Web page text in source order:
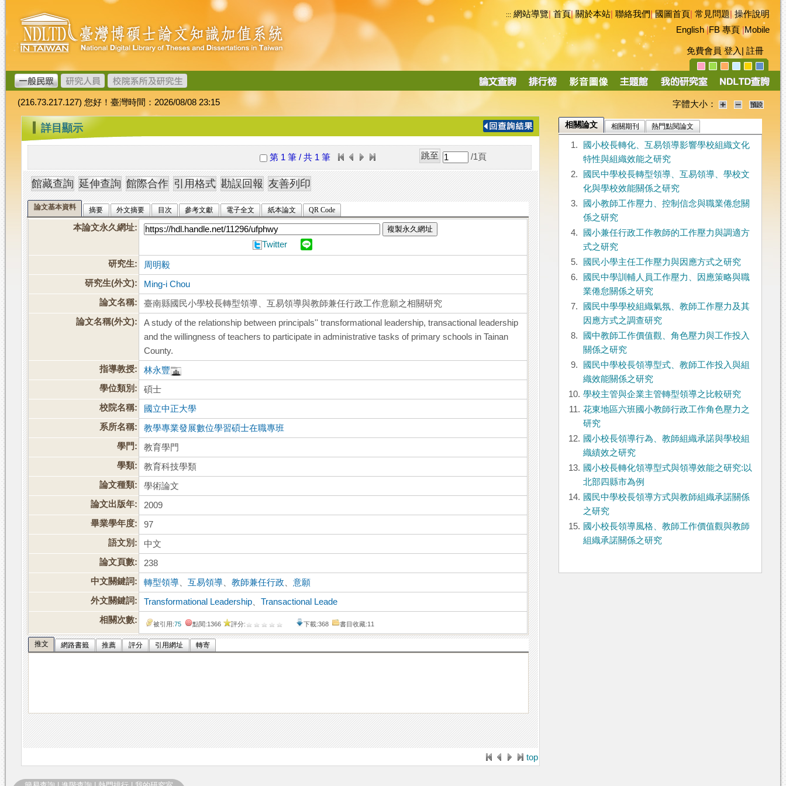
跳
到
主
要
內
容
臺
灣
博
碩
士
論
文
加
值
系
統
::: 網站導覽|首頁|關於本站 聯絡我們|國圖首頁 常見問題|操作說明
English|FB 專頁|Mobile
免費會員 登入 註冊
導
(216.73.217.127) 您好！臺灣時間：2026/08/08 23:15 字體大小：
::: 詳目顯示
第 1 筆 / 共 1 筆 /1 頁
論文基本資料 摘要 外文摘要 目次 參考文獻 電子全文 紙本論文 QR Code
本論文永久網址: 複製永久網址
Twitter
研究生:
周明毅
研究生(外文):
Ming-i Chou
論文名稱:
臺南縣國民小學校長轉型領導、互易領導與教師兼任行政工作意願之相關研究
論文名稱(外文):
A study of the relationship between principals'' transformational leadership, transactional leadership
and the willingness of teachers to participate in administrative tasks of primary schools in Tainan
County.
指導教授:
林永豐
學位類別:
碩士
校院名稱:
國立中正大學
系所名稱:
教學專業發展數位學習碩士在職專班
學門:
教育學門
學類:
教育科技學類
論文種類:
學術論文
論文出版年:
2009
畢業學年度:
97
語文別:
中文
論文頁數:
238
中文關鍵詞:
轉型領導 、互易領導 、教師兼任行政 、意願
外文關鍵詞:
Transformational Leadership 、Transactional Leade
相關次數:
被引用:75 點閱:1366 評分: 下載:368 書目收藏:11
推文 網路書籤 推薦 評分 引用網址 轉寄
top
相關論文 相關期刊 熱門點閱論文
1.
國小校長轉化、互易領導影響學校組織文化
特性與組織效能之研究
2.
國民中學校長轉型領導、互易領導、學校文
化與學校效能關係之研究
3.
國小教師工作壓力、控制信念與職業倦怠關
係之研究
4.
國小兼任行政工作教師的工作壓力與調適方
式之研究
5.
國民小學主任工作壓力與因應方式之研究
6.
國民中學訓輔人員工作壓力、因應策略與職
業倦怠關係之研究
7.
國民中學學校組織氣氛、教師工作壓力及其
因應方式之調查研究
8.
國中教師工作價值觀、角色壓力與工作投入
關係之研究
9.
國民中學校長領導型式、教師工作投入與組
織效能關係之研究
10. 學校主管與企業主管轉型領導之比較研究
11. 花東地區六班國小教師行政工作角色壓力之
研究
12. 國小校長領導行為、教師組織承諾與學校組
織績效之研究
13. 國小校長轉化領導型式與領導效能之研究:以
北部四縣市為例
14. 國民中學校長領導方式與教師組織承諾關係
之研究
15. 國小校長領導風格、教師工作價值觀與教師
組織承諾關係之研究